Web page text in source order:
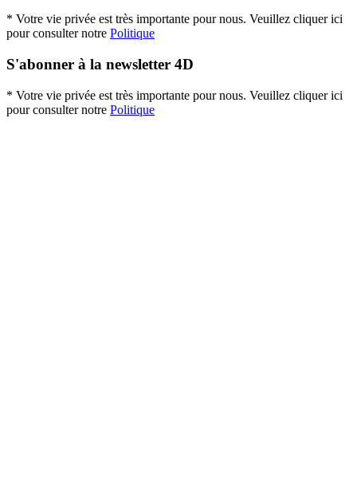
* Votre vie privée est très importante pour nous. Veuillez cliquer ici
pour consulter notre Politique
S'abonner à la newsletter 4D
* Votre vie privée est très importante pour nous. Veuillez cliquer ici
pour consulter notre Politique